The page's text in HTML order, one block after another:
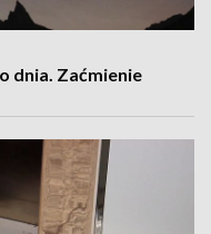
dnia. Zaćmienie